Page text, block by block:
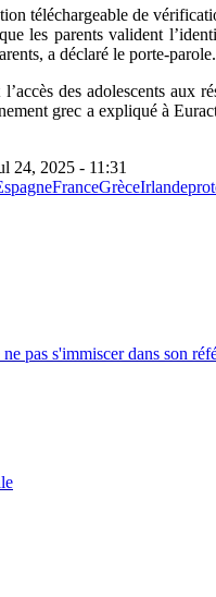
téléchargeable de
les parents valident
a déclaré le porte-parole.
des adolescents aux
grec a expliqué à
24, 2025 - 11:31
FranceGrèceIrlande
pas s'immiscer dans son